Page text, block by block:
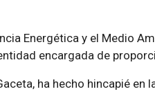
Energética y el Medio
encargada de
ha hecho hincapié en